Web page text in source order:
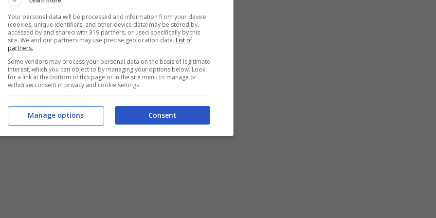
impastiamo insieme? Beh non perdere
preriscaldato ventilato a 190 gradi – 10
Your personal data will be processed and information from your device
(cookies, unique identifiers, and other device data) may be stored by,
accessed by and shared with 319 partners, or used specifically by this
site. We and our partners may use precise geolocation data. List of
partners.
Some vendors may process your personal data on the basis of legitimate
interest, which you can object to by managing your options below. Look
for a link at the bottom of this page or in the site menu to manage or
withdraw consent in privacy and cookie settings.
Consent
Manage options